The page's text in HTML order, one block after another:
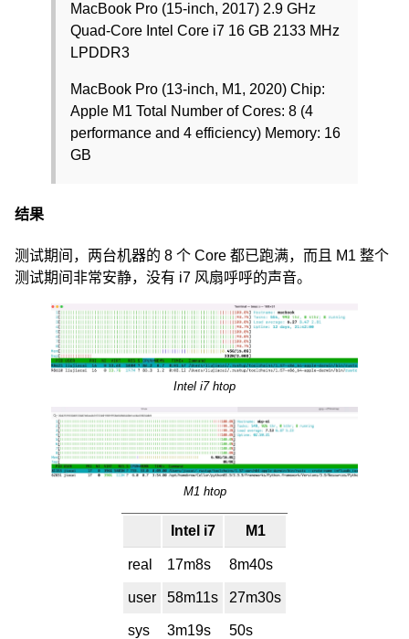
MacBook Pro (15-inch, 2017) 2.9 GHz
Quad-Core Intel Core i7 16 GB 2133 MHz
LPDDR3
MacBook Pro (13-inch, M1, 2020) Chip:
Apple M1 Total Number of Cores: 8 (4
performance and 4 efficiency) Memory: 16
GB
结果
测试期间，两台机器的 8 个 Core 都已跑满，而且 M1 整个
测试期间非常安静，没有 i7 风扇呼呼的声音。
Intel i7 htop
M1 htop
Intel i7 M1
real 17m8s 8m40s
user 58m11s 27m30s
sys 3m19s 50s